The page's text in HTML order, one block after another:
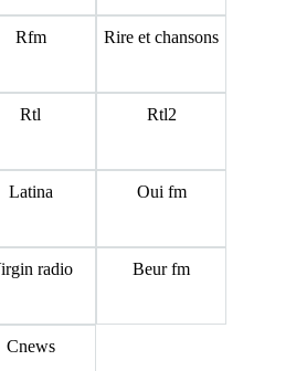
Rfm Rire et chansons
Rtl Rtl2
Latina Oui fm
radio Beur fm
Cnews